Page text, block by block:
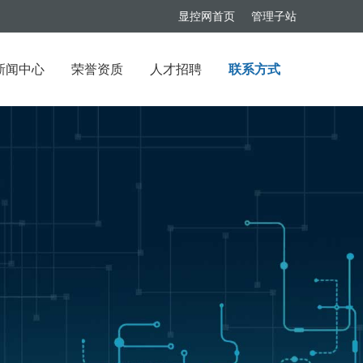
显控网首页 管理子站
闻中心 荣誉资质 人才招聘 联系方式